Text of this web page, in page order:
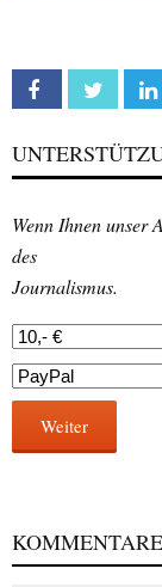
Facebook Twitter
Wenn Ihnen unser
des
Journalismus.
Weiter
KOMMENTARE